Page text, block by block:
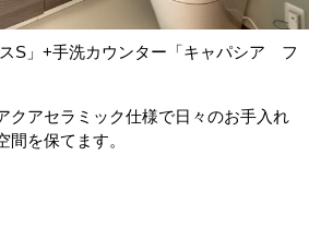
S」+手洗カウンター「キャパシア フ
クアセラミック仕様で日々のお手入れ
間を保てます。